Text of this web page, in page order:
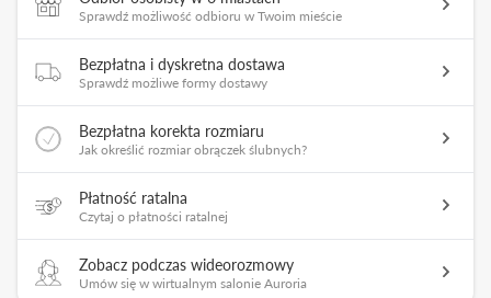
Sprawdź możliwość odbioru w Twoim mieście
Bezpłatna i dyskretna dostawa
Sprawdź możliwe formy dostawy
Bezpłatna korekta rozmiaru
Jak określić rozmiar obrączek ślubnych?
Płatność ratalna
Czytaj o płatności ratalnej
Zobacz podczas wideorozmowy
Umów się w wirtualnym salonie Auroria